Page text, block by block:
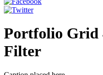
Portfolio Grid
Filter